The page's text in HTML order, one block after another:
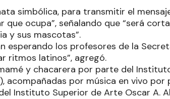
simbólica, para transmitir el
ocupa”, señalando que “será
y sus mascotas”.
esperando los profesores de la
ritmos latinos”, agregó.
y chacarera por parte del
acompañadas por música en vivo por
Instituto Superior de Arte Oscar A.